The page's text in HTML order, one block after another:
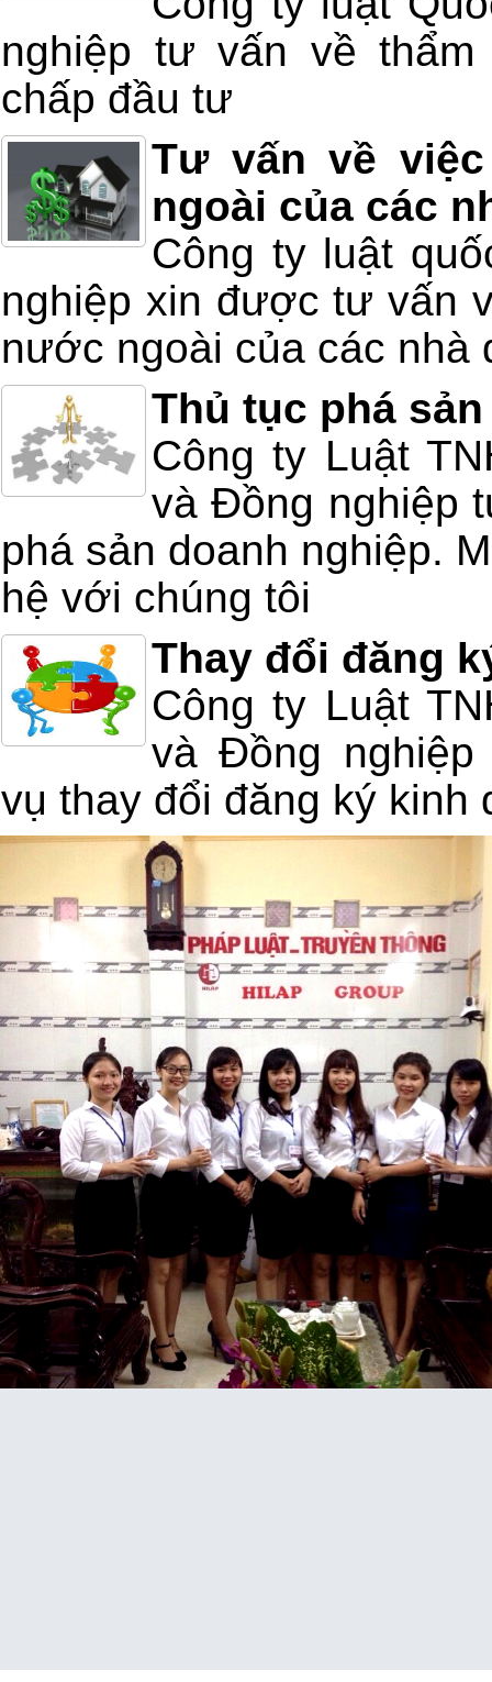
nghiệp tư vấn về
chấp đầu tư
Tư vấn về
ngoài của các
Công ty luật
nghiệp xin được tư vấn
nước ngoài của các nhà
Thủ tục phá
Công ty Luật
và Đồng nghiệp
phá sản doanh nghiệp.
hệ với chúng tôi
Thay đổi đăng
Công ty Luật
và Đồng nghiệp
vụ thay đổi đăng ký kinh